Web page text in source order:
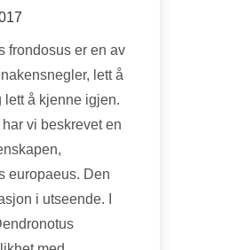
frondosus er en av
lett å
lett å kjenne igjen.
har vi beskrevet en
europaeus. Den
i utseende. I